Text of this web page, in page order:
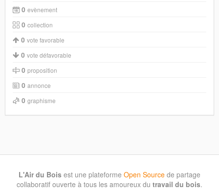
0 evènement
0 collection
0 vote favorable
0 vote défavorable
0 proposition
0 annonce
0 graphisme
L'Air du Bois est une plateforme Open Source de partage
collaboratif ouverte à tous les amoureux du travail du bois.